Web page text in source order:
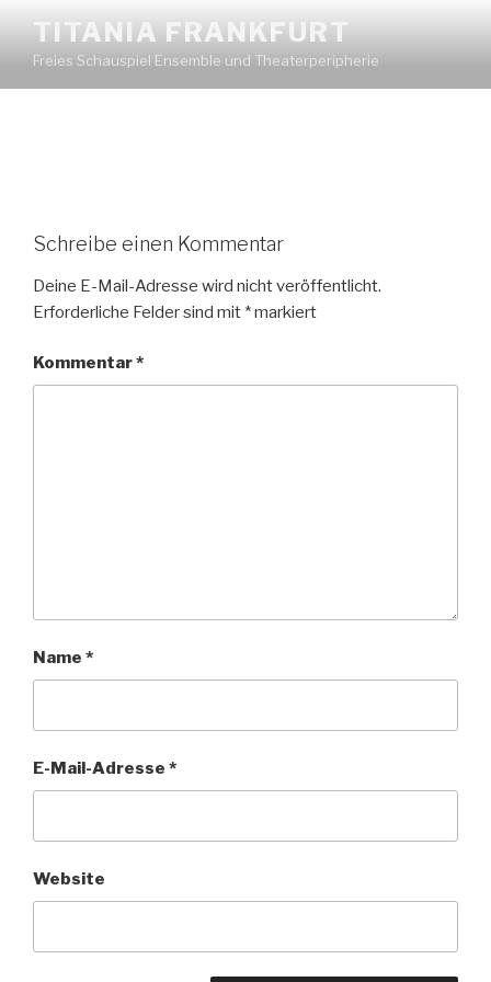
springen
TITANIA FRANKFURT
Freies Schauspiel Ensemble und Theaterperipherie
Schreibe einen Kommentar
Deine E-Mail-Adresse wird nicht veröffentlicht.
Erforderliche Felder sind mit *markiert
Kommentar*
Name *
E-Mail-Adresse *
Website